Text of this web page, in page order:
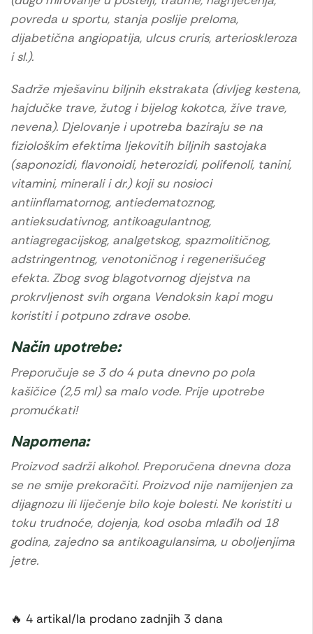
povreda u sportu, stanja poslije preloma,
dijabetična angiopatija, ulcus cruris, arterioskleroza
i sl.).
Sadrže mješavinu biljnih ekstrakata (divljeg kestena,
hajdučke trave, žutog i bijelog kokotca, žive trave,
nevena). Djelovanje i upotreba baziraju se na
fiziološkim efektima ljekovitih biljnih sastojaka
(saponozidi, flavonoidi, heterozidi, polifenoli, tanini,
vitamini, minerali i dr.) koji su nosioci
antiinflamatornog, antiedematoznog,
antieksudativnog, antikoagulantnog,
antiagregacijskog, analgetskog, spazmolitičnog,
adstringentnog, venotoničnog i regenerišućeg
efekta. Zbog svog blagotvornog djejstva na
prokrvljenost svih organa Vendoksin kapi mogu
koristiti i potpuno zdrave osobe.
Način upotrebe:
Preporučuje se 3 do 4 puta dnevno po pola
kašičice (2,5 ml) sa malo vode. Prije upotrebe
promućkati!
Napomena:
Proizvod sadrži alkohol. Preporučena dnevna doza
se ne smije prekoračiti. Proizvod nije namijenjen za
dijagnozu ili liječenje bilo koje bolesti. Ne koristiti u
toku trudnoće, dojenja, kod osoba mlađih od 18
godina, zajedno sa antikoagulansima, u oboljenjima
jetre.
🔥 4 artikal/la prodano zadnjih 3 dana